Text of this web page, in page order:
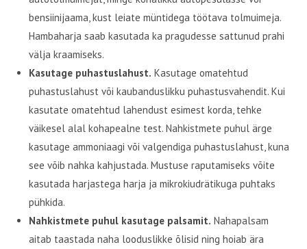
bensiinijaama, kust leiate müntidega töötava tolmuimeja.
Hambaharja saab kasutada ka pragudesse sattunud prahi
välja kraamiseks.
Kasutage puhastuslahust. Kasutage omatehtud
puhastuslahust või kaubanduslikku puhastusvahendit. Kui
kasutate omatehtud lahendust esimest korda, tehke
väikesel alal kohapealne test. Nahkistmete puhul ärge
kasutage ammoniaagi või valgendiga puhastuslahust, kuna
see võib nahka kahjustada. Mustuse raputamiseks võite
kasutada harjastega harja ja mikrokiudrätikuga puhtaks
pühkida.
Nahkistmete puhul kasutage palsamit. Nahapalsam
aitab taastada naha looduslikke õlisid ning hoiab ära